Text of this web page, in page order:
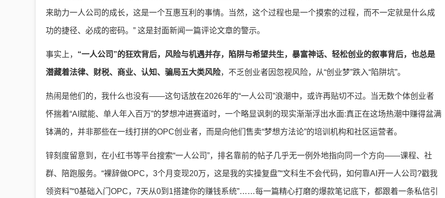
来助力一人公司的成长，这是一个互惠互利的事情。当然，这个过程也是一个摸索的过程，而不一定就是什么成
功的捷径、必成的密码。” 这是封面新闻一篇评论文章的警示。
事实上， “一人公司”的狂欢背后，风险与机遇并存，陷阱与希望共生，暴富神话、轻松创业的叙事背后，也总是
潜藏着法律、财税、商业、认知、骗局五大类风险，不乏创业者因忽视风险，从“创业梦”跌入“陷阱坑”。
热闹是他们的，我什么也没有——这句话放在2026年的“一人公司”浪潮中，或许再贴切不过。当无数个体创业者
怀揣着“AI赋能、单人年入百万”的梦想冲进赛道时，一个略显讽刺的现实渐渐浮出水面:真正在这场热潮中赚得盆满
钵满的，并非那些在一线打拼的OPC创业者，而是向他们售卖“梦想方法论”的培训机构和社区运营者。
锌刻度留意到，在小红书等平台搜索“一人公司”，排名靠前的帖子几乎无一例外地指向同一个方向——课程、社
群、陪跑服务。“裸辞做OPC，3个月变现20万，这是我的实操复盘”“文科生不会代码，如何靠AI开一人公司?戳我
领资料”“0基础入门OPC，7天从0到1搭建你的赚钱系统”……每一篇精心打磨的爆款笔记底下，都跟着一条私信引